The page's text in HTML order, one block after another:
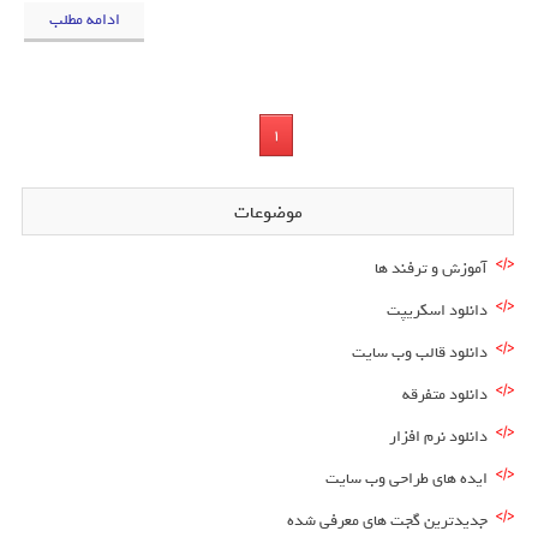
ادامه مطلب
1
موضوعات
آموزش و ترفند ها
دانلود اسکریپت
دانلود قالب وب سایت
دانلود متفرقه
دانلود نرم افزار
ایده های طراحی وب سایت
جدیدترین گجت های معرفی شده